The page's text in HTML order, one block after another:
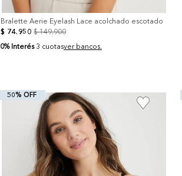
Bralette Aerie Eyelash Lace acolchado escotado
$ 74. 950 $ 149.900
0% Interés 3 cuotasver bancos.
50% OFF